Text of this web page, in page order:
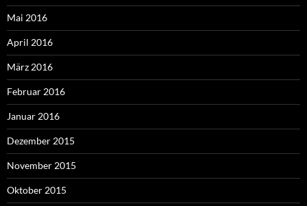
Mai 2016
April 2016
März 2016
Februar 2016
Januar 2016
Dezember 2015
November 2015
Oktober 2015